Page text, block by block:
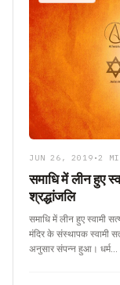
JUN 26, 2019 •2
समाधि में लीन हुए
श्रद्धांजलि
समाधि में लीन हुए स्वामी
मंदिर के संस्थापक स्वामी
अनुसार संपन्न हुआ। धर्म…